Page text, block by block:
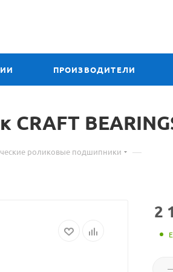
ПРОИЗВОДИТЕЛИ
роликовые подшипники —
2